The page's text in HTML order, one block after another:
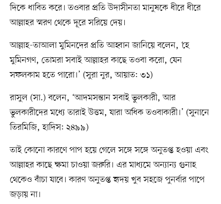
দিকে ধাবিত করে। তওবার প্রতি উদাসীনতা মানুষকে ধীরে ধীরে
আল্লাহর স্মরণ থেকে দূরে সরিয়ে দেয়।
আল্লাহ-তাআলা মুমিনদের প্রতি আহ্বান জানিয়ে বলেন, ‘হে
মুমিনগণ, তোমরা সবাই আল্লাহর কাছে তওবা করো, যেন
সফলকাম হতে পারো।’ (সুরা নুর, আয়াত: ৩১)
রাসুল (সা.) বলেন, ‘আদমসন্তান সবাই ভুলকারী, আর
ভুলকারীদের মধ্যে তারাই উত্তম, যারা অধিক তওবাকারী।’ (সুনানে
তিরমিজি, হাদিস: ২৪৯৯)
তাই কোনো কারণে পাপ হয়ে গেলে সঙ্গে সঙ্গে অনুতপ্ত হওয়া এবং
আল্লাহর কাছে ক্ষমা চাওয়া জরুরি। এর মাধ্যমে অন্যান্য গুনাহ
থেকেও বাঁচা যাবে। কারণ অনুতপ্ত হৃদয় খুব সহজে পুনর্বার পাপে
জড়ায় না।